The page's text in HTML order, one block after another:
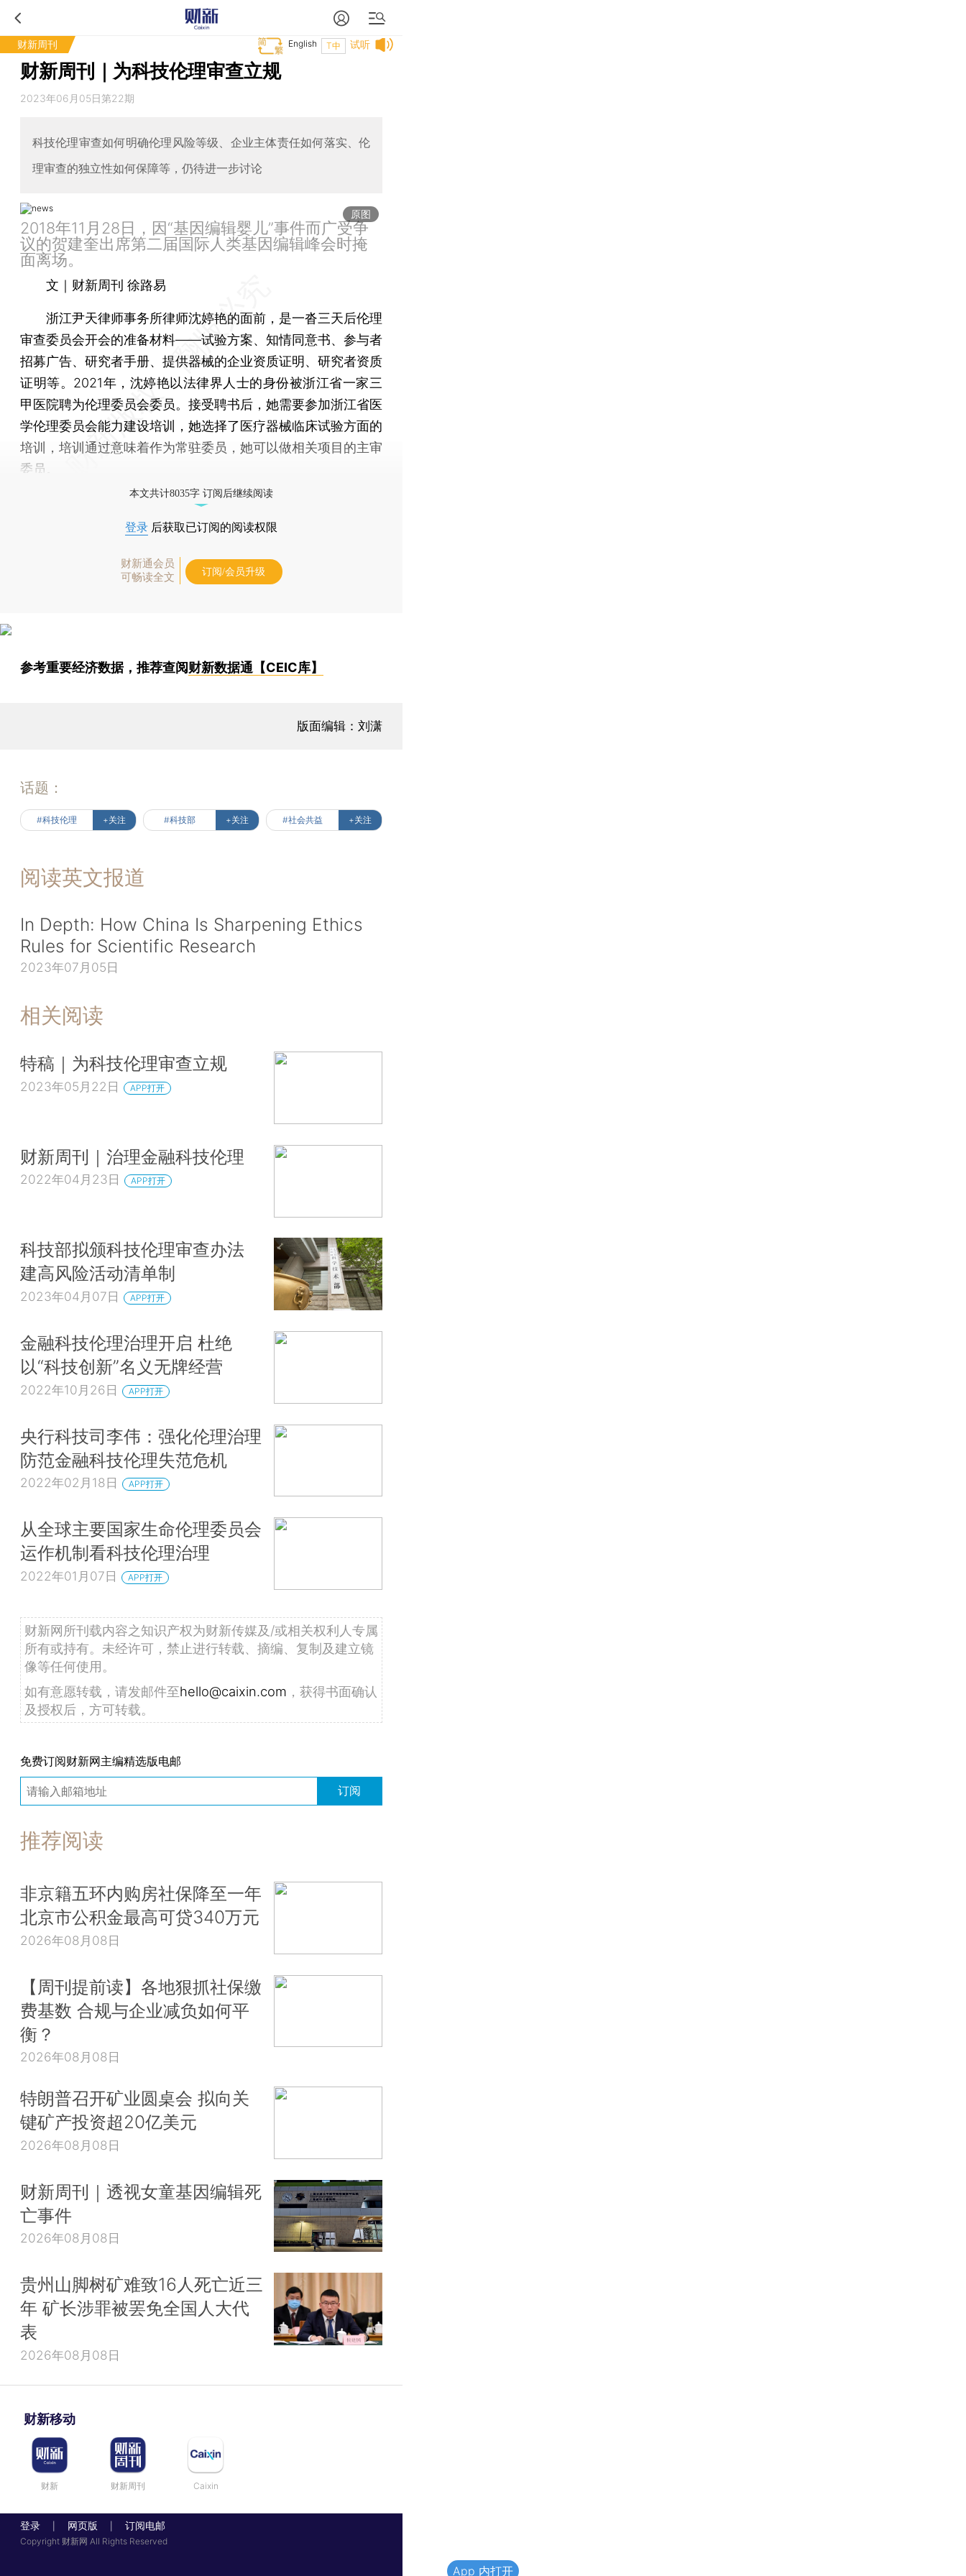
财新周刊 试听
T中
English
财新周刊｜为科技伦理审查立规
2023年06月05日第22期
科技伦理审查如何明确伦理风险等级、企业主体责任如何落实、伦
理审查的独立性如何保障等，仍待进一步讨论
原图
2018年11月28日，因“基因编辑婴儿”事件而广受争
议的贺建奎出席第二届国际人类基因编辑峰会时掩
面离场。
文｜财新周刊 徐路易
浙江尹天律师事务所律师沈婷艳的面前，是一沓三天后伦理
审查委员会开会的准备材料——试验方案、知情同意书、参与者
招募广告、研究者手册、提供器械的企业资质证明、研究者资质
证明等。2021年，沈婷艳以法律界人士的身份被浙江省一家三
甲医院聘为伦理委员会委员。接受聘书后，她需要参加浙江省医
学伦理委员会能力建设培训，她选择了医疗器械临床试验方面的
培训，培训通过意味着作为常驻委员，她可以做相关项目的主审
委员。
本文共计8035字 订阅后继续阅读
登录 后获取已订阅的阅读权限
财新通会员
可畅读全文
订阅/会员升级
参考重要经济数据，推荐查阅财新数据通【CEIC库】
版面编辑：刘潇
话题：
#科技伦理 +关注 #科技部 +关注 #社会共益 +关注
阅读英文报道
In Depth: How China Is Sharpening Ethics
Rules for Scientific Research
2023年07月05日
相关阅读
特稿｜为科技伦理审查立规
2023年05月22日 APP打开
财新周刊｜治理金融科技伦理
2022年04月23日 APP打开
科技部拟颁科技伦理审查办法
建高风险活动清单制
2023年04月07日 APP打开
金融科技伦理治理开启 杜绝
以“科技创新”名义无牌经营
2022年10月26日 APP打开
央行科技司李伟：强化伦理治理
防范金融科技伦理失范危机
2022年02月18日 APP打开
从全球主要国家生命伦理委员会
运作机制看科技伦理治理
2022年01月07日 APP打开
财新网所刊载内容之知识产权为财新传媒及/或相关权利人专属
所有或持有。未经许可，禁止进行转载、摘编、复制及建立镜
像等任何使用。
如有意愿转载，请发邮件至hello@caixin.com ，获得书面确认
及授权后，方可转载。
免费订阅财新网主编精选版电邮
订阅
推荐阅读
非京籍五环内购房社保降至一年
北京市公积金最高可贷340万元
2026年08月08日
【周刊提前读】各地狠抓社保缴
费基数 合规与企业减负如何平
衡？
2026年08月08日
特朗普召开矿业圆桌会 拟向关
键矿产投资超20亿美元
2026年08月08日
财新周刊｜透视女童基因编辑死
亡事件
2026年08月08日
贵州山脚树矿难致16人死亡近三
年 矿长涉罪被罢免全国人大代
表
2026年08月08日
财新移动
财新 财新周刊 Caixin
登录 网页版 订阅电邮
Copyright 财新网 All Rights Reserved
App 内打开